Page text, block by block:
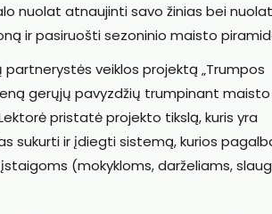
nuolat atnaujinti savo žinias bei nuolat
ir pasiruošti sezoninio maisto
veiklos projektą „Trumpos
gerųjų pavyzdžių trumpinant maisto
pristatė projekto tikslą, kuris yra
sukurti ir įdiegti sistemą, kurios
(mokykloms, darželiams,